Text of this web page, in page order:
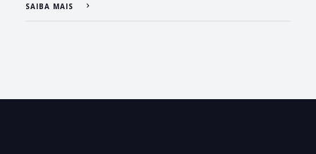
SAIBA MAIS